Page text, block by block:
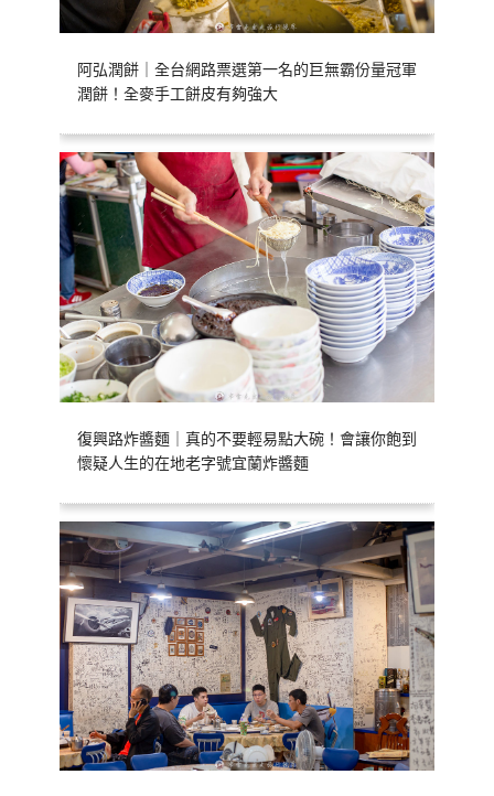
阿弘潤餅｜全台網路票選第一名的巨無霸份量冠軍
潤餅！全麥手工餅皮有夠強大
復興路炸醬麵｜真的不要輕易點大碗！會讓你飽到
懷疑人生的在地老字號宜蘭炸醬麵